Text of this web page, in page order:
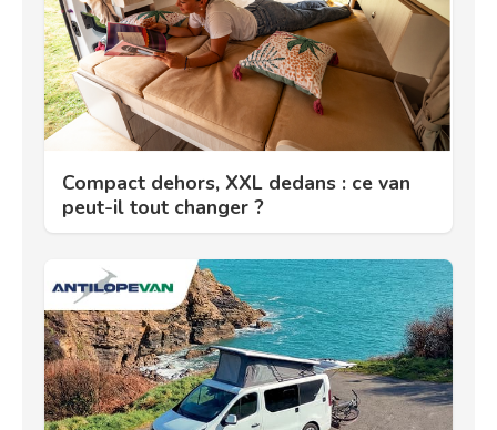
Compact dehors, XXL dedans : ce van
peut-il tout changer ?